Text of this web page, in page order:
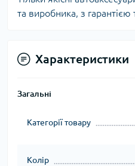
та виробника, з гарантією
Характеристики
Загальні
Категорії товару
Колір